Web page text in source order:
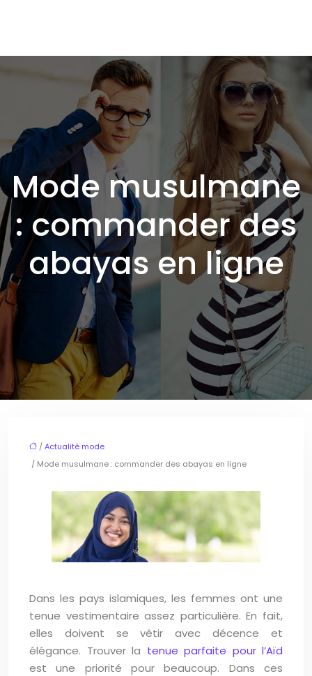
Mode musulmane
: commander des
abayas en ligne
/Actualité mode
/ Mode musulmane : commander des abayas en ligne
Dans les pays islamiques, les femmes ont une
tenue vestimentaire assez particulière. En fait,
elles doivent se vêtir avec décence et
élégance. Trouver la tenue parfaite pour l’Aïd
est une priorité pour beaucoup. Dans ces